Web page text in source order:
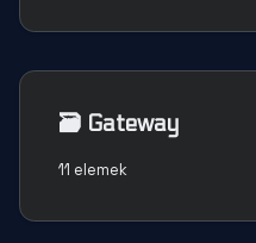
🗃️ Gateway
11 elemek